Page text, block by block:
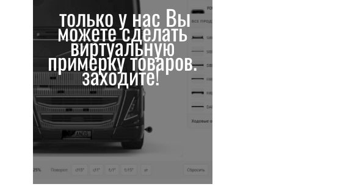
только у нас Вы
можете сделать
виртуальную
примерку товаров.
заходите!